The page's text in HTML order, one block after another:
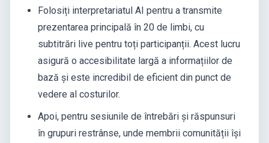
Folosiți interpretariatul AI pentru a transmite
prezentarea principală în 20 de limbi, cu
subtitrări live pentru toți participanții. Acest lucru
asigură o accesibilitate largă a informațiilor de
bază și este incredibil de eficient din punct de
vedere al costurilor.
Apoi, pentru sesiunile de întrebări și răspunsuri
în grupuri restrânse, unde membrii comunității își